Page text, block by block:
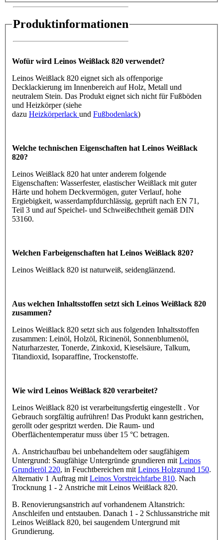
Produktinformationen
Wofür wird Leinos Weißlack 820 verwendet?
Leinos Weißlack 820 eignet sich als offenporige
Decklackierung im Innenbereich auf Holz, Metall und
neutralem Stein. Das Produkt eignet sich nicht für Fußböden
und Heizkörper (siehe
dazu Heizkörperlack und Fußbodenlack)
Welche technischen Eigenschaften hat Leinos Weißlack
820?
Leinos Weißlack 820 hat unter anderem folgende
Eigenschaften: Wasserfester, elastischer Weißlack mit guter
Härte und hohem Deckvermögen, guter Verlauf, hohe
Ergiebigkeit, wasserdampfdurchlässig, geprüft nach EN 71,
Teil 3 und auf Speichel- und Schweißechtheit gemäß DIN
53160.
Welchen Farbeigenschaften hat Leinos Weißlack 820?
Leinos Weißlack 820 ist naturweiß, seidenglänzend.
Aus welchen Inhaltsstoffen setzt sich Leinos Weißlack 820
zusammen?
Leinos Weißlack 820 setzt sich aus folgenden Inhaltsstoffen
zusammen: Leinöl, Holzöl, Ricinenöl, Sonnenblumenöl,
Naturharzester, Tonerde, Zinkoxid, Kieselsäure, Talkum,
Titandioxid, Isoparaffine, Trockenstoffe.
Wie wird Leinos Weißlack 820 verarbeitet?
Leinos Weißlack 820 ist verarbeitungsfertig eingestellt . Vor
Gebrauch sorgfältig aufrühren! Das Produkt kann gestrichen,
gerollt oder gespritzt werden. Die Raum- und
Oberflächentemperatur muss über 15 °C betragen.
A. Anstrichaufbau bei unbehandeltem oder saugfähigem
Untergrund: Saugfähige Untergründe grundieren mit Leinos
Grundieröl 220, in Feuchtbereichen mit Leinos Holzgrund 150.
Alternativ 1 Auftrag mit Leinos Vorstreichfarbe 810. Nach
Trocknung 1 - 2 Anstriche mit Leinos Weißlack 820.
B. Renovierungsanstrich auf vorhandenem Altanstrich:
Anschleifen und entstauben. Danach 1 - 2 Schlussanstriche mit
Leinos Weißlack 820, bei saugendem Untergrund mit
Grundierung.